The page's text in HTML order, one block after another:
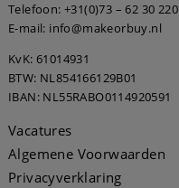
Telefoon: +31(0)73 – 62 30 220
E-mail: info@makeorbuy.nl
KvK: 61014931
BTW: NL854166129B01
IBAN: NL55RABO0114920591
Vacatures
Algemene Voorwaarden
Privacyverklaring